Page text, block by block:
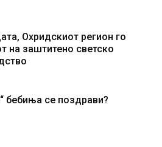
Охридскиот регион го
на заштитено светско
бебиња се поздрави?